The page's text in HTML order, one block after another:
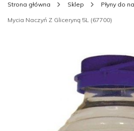
Strona główna Sklep Płyny do
Mycia Naczyń Z Gliceryną 5L (67700)